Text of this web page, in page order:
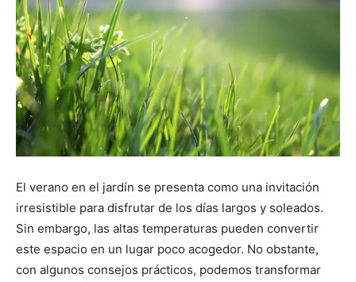
El verano en el jardín se presenta como una invitación
irresistible para disfrutar de los días largos y soleados.
Sin embargo, las altas temperaturas pueden convertir
este espacio en un lugar poco acogedor. No obstante,
con algunos consejos prácticos, podemos transformar